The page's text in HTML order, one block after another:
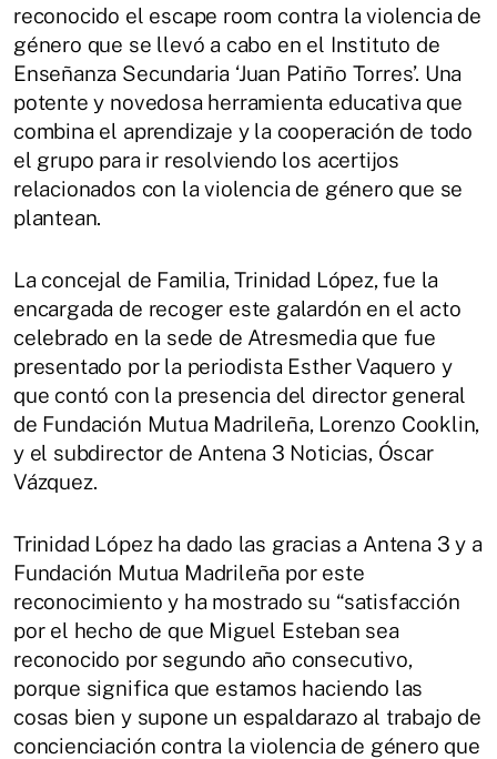
reconocido el escape room contra la violencia de
género que se llevó a cabo en el Instituto de
Enseñanza Secundaria ‘Juan Patiño Torres’. Una
potente y novedosa herramienta educativa que
combina el aprendizaje y la cooperación de todo
el grupo para ir resolviendo los acertijos
relacionados con la violencia de género que se
plantean.
La concejal de Familia, Trinidad López, fue la
encargada de recoger este galardón en el acto
celebrado en la sede de Atresmedia que fue
presentado por la periodista Esther Vaquero y
que contó con la presencia del director general
de Fundación Mutua Madrileña, Lorenzo Cooklin,
y el subdirector de Antena 3 Noticias, Óscar
Vázquez.
Trinidad López ha dado las gracias a Antena 3 y a
Fundación Mutua Madrileña por este
reconocimiento y ha mostrado su “satisfacción
por el hecho de que Miguel Esteban sea
reconocido por segundo año consecutivo,
porque significa que estamos haciendo las
cosas bien y supone un espaldarazo al trabajo de
concienciación contra la violencia de género que